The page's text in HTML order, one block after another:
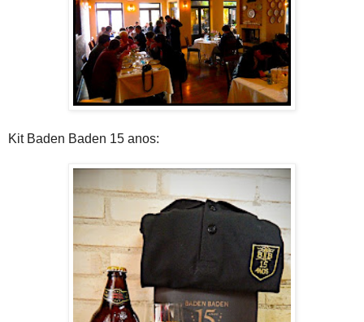
Kit Baden Baden 15 anos: